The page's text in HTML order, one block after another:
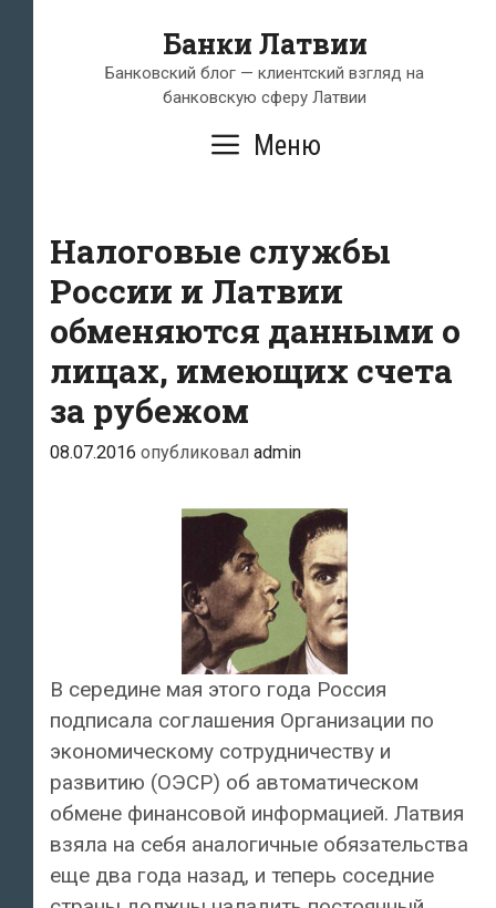
содержимому
Банки Латвии
Банковский блог — клиентский взгляд на
банковскую сферу Латвии
Меню
Налоговые службы
России и Латвии
обменяются данными о
лицах, имеющих счета
за рубежом
08.07.2016 опубликовал admin
В середине мая этого года Россия
подписала соглашения Организации по
экономическому сотрудничеству и
развитию (ОЭСР) об автоматическом
обмене финансовой информацией. Латвия
взяла на себя аналогичные обязательства
еще два года назад, и теперь соседние